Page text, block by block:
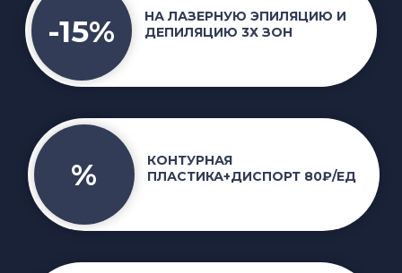
БОНУСНАЯ
ПРОГРАММА
СПА-центр «77» запускает бонусную
программу, которая поможет всем
потратив лишнего.
Система проста и приятна: каждое ваше
посещение СПА-центра «77» автоматически
приносит на ваш личный счет бонусы в
размере 1% от стоимости услуги, которой вы
отдали предпочтение в этот раз.
Бонусы накапливаются в течение двух
месяцев, и в этот период их можно тратить
суммы за визит.